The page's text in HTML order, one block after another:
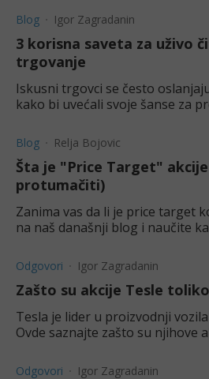
Blog Igor Zagradanin
3 korisna saveta za uživo
trgovanje
Iskusni trgovci se često
kako bi uvećali svoje šanse za
Blog Relja Bojovic
Šta je "Price Target"
protumačiti)
Zanima vas da li je price target
na naš današnji blog i naučite
Odgovori Igor Zagradanin
Zašto su akcije Tesle
Tesla je lider u proizvodnji
Ovde saznajte zašto su njihove
Odgovori Igor Zagradanin